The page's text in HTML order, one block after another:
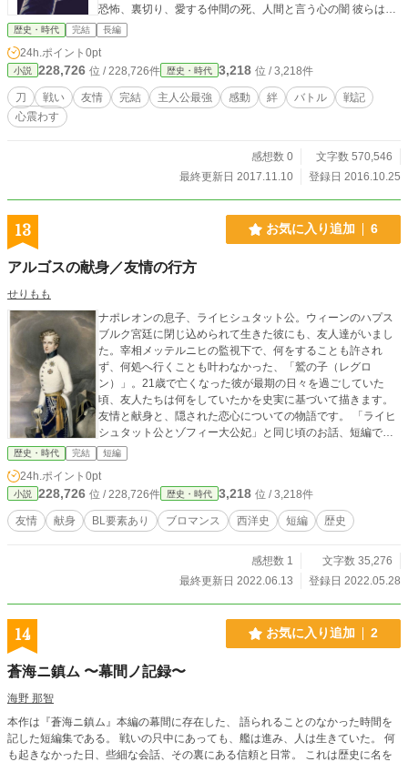
恐怖、裏切り、愛する仲間の死、人間と言う心の闇 彼らは魂
から抉り出される闇と立ち向かっていく。 これは人間と言
う、己の心、精神、信念に向き合い、自らの魂である刀と共
に、友情と愛に生きた人間達の、心震わす魂の物語である。
（現在こちらの作品の続きはAmazonでの販売、もしくは、A
mazonの読み放題で読めるようになっています、Kindleアン
リミテッド登録中の方は無料で読めるようになっているので
歴史・時代 完結 長編
24h.ポイント 0pt
小説 228,726 位 / 228,726件 歴史・時代 3,218 位 / 3,218件
刀 戦い 友情 完結 主人公最強 感動 絆 バトル
戦記
心震わす
感想数 0
文字数 570,546
最終更新日 2017.11.10
登録日 2016.10.25
13 お気に入り追加 6
アルゴスの献身／友情の行方
せりもも
ナポレオンの息子、ライヒシュタット公。ウィーンのハプス
ブルク宮廷に閉じ込められて生きた彼にも、友人達がいまし
た。宰相メッテルニヒの監視下で、何をすることも許され
ず、何処へ行くことも叶わなかった、「鷲の子（レグロ
ン）」。21歳で亡くなった彼が最期の日々を過ごしていた
頃、友人たちは何をしていたかを史実に基づいて描きます。
友情と献身と、隠された恋心についての物語です。 「ライヒ
シュタット公とゾフィー大公妃」と同じ頃のお話、短編で
す。 https://www.alphapolis.co.jp/novel/268109487/4274920
85
歴史・時代 完結 短編
24h.ポイント 0pt
小説 228,726 位 / 228,726件 歴史・時代 3,218 位 / 3,218件
友情 献身 BL要素あり ブロマンス 西洋史 短編 歴史
感想数 1
文字数 35,276
最終更新日 2022.06.13
登録日 2022.05.28
14 お気に入り追加 2
蒼海ニ鎮ム 〜幕間ノ記録〜
海野 那智
本作は『蒼海ニ鎮ム』本編の幕間に存在した、 語られることのなかった時間を
記した短編集である。 戦いの只中にあっても、艦は進み、人は生きていた。 何
も起きなかった日、些細な会話、その裏にある信頼と日常。 これは歴史に名を